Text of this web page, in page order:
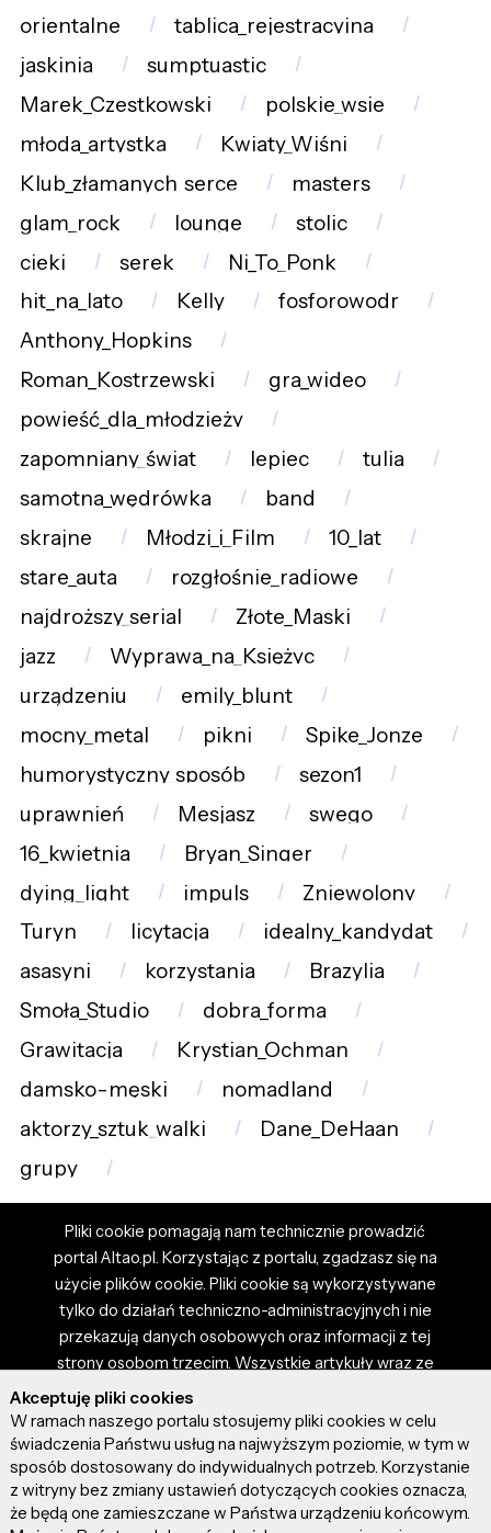
orientalne
tablica_rejestracyjna
jaskinia
sumptuastic
Marek_Czestkowski
polskie_wsie
młoda_artystka
Kwiaty_Wiśni
Klub_złamanych_serce
masters
glam_rock
lounge
stolic
cieki
serek
Ni_To_Ponk
hit_na_lato
Kelly
fosforowodr
Anthony_Hopkins
Roman_Kostrzewski
gra_wideo
powieść_dla_młodzieży
zapomniany_świat
lepiec
tulia
samotna_wędrówka
band
skrajne
Młodzi_i_Film
10_lat
stare_auta
rozgłośnie_radiowe
najdroższy_serial
Złote_Maski
jazz
Wyprawa_na_Księżyc
urządzeniu
emily_blunt
mocny_metal
pikni
Spike_Jonze
humorystyczny_sposób
sezon1
uprawnień
Mesjasz
swego
16_kwietnia
Bryan_Singer
dying_light
impuls
Zniewolony
Turyn
licytacja
idealny_kandydat
asasyni
korzystania
Brazylia
Smoła_Studio
dobra_forma
Grawitacja
Krystian_Ochman
damsko-męski
nomadland
aktorzy_sztuk_walki
Dane_DeHaan
grupy
Pliki cookie pomagają nam technicznie prowadzić
portal Altao.pl. Korzystając z portalu, zgadzasz się na
użycie plików cookie. Pliki cookie są wykorzystywane
tylko do działań techniczno-administracyjnych i nie
przekazują danych osobowych oraz informacji z tej
strony osobom trzecim. Wszystkie artykuły wraz ze
zdjęciami i materiałami dostępnymi na portalu są
własnością użytkowników. Administrator i właściciel
portalu nie ponosi odpowiedzialności za tresci
prezentowane przez autorów artykułów. Dodając
artykuł, zgadzasz się z regulaminem portalu oraz
ponosisz odpowiedzialność za wszystkie materiały
Akceptuję pliki cookies
W ramach naszego portalu stosujemy pliki cookies w celu
świadczenia Państwu usług na najwyższym poziomie, w tym w
sposób dostosowany do indywidualnych potrzeb. Korzystanie
z witryny bez zmiany ustawień dotyczących cookies oznacza,
że będą one zamieszczane w Państwa urządzeniu końcowym.